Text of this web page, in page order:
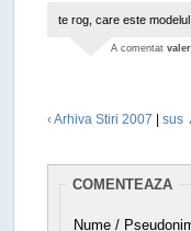
te rog, care este
A comentat
‹ Arhiva Stiri 2007 sus
COMENTEAZA
Nume /